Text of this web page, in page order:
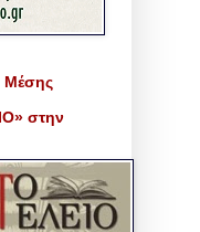
Μέσης
στην